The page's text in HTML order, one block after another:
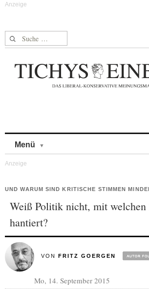
Suche nach:
Menü
UND WARUM SIND KRITISCHE STIMMEN
Weiß Politik nicht, mit welchen
hantiert?
VON FRITZ GOERGEN
Mo, 14. September 2015